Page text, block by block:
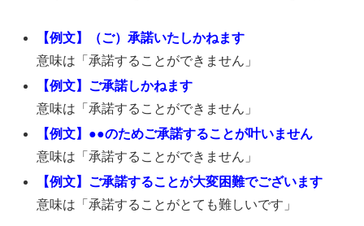
【例文】（ご）承諾いたしかねます
意味は「承諾することができません」
【例文】ご承諾しかねます
意味は「承諾することができません」
【例文】●●のためご承諾することが叶いません
意味は「承諾することができません」
【例文】ご承諾することが大変困難でございます
意味は「承諾することがとても難しいです」